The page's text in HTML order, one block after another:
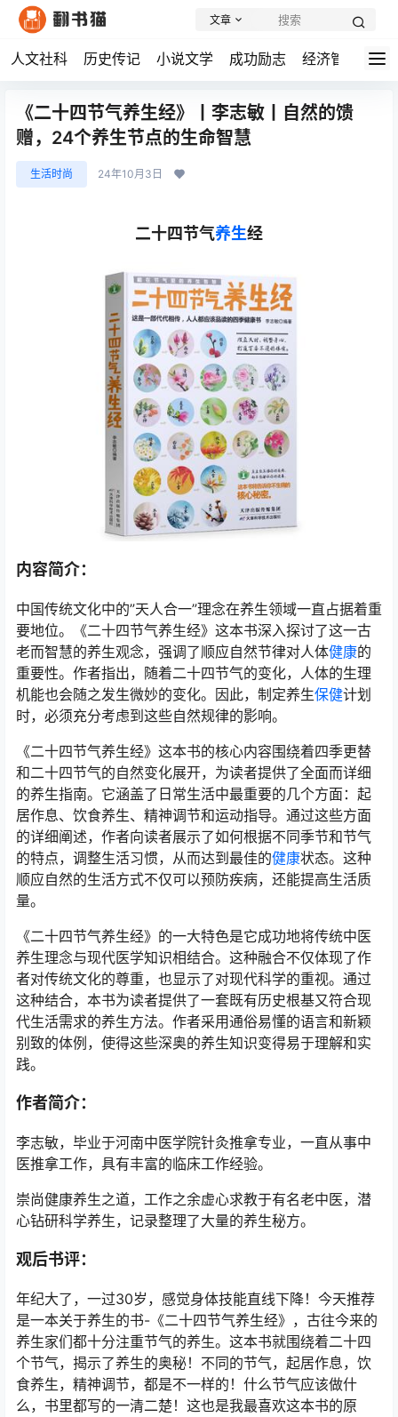
人文社科 历史传记 小说文学 成功励志 经济管理 学
文章
《二十四节气养生经》丨李志敏丨自然的馈
赠，24个养生节点的生命智慧
生活时尚 24年10月3日
二十四节气养生经
内容简介：
中国传统文化中的”天人合一”理念在养生领域一直占据着重
要地位。《二十四节气养生经》这本书深入探讨了这一古
老而智慧的养生观念，强调了顺应自然节律对人体健康的
重要性。作者指出，随着二十四节气的变化，人体的生理
机能也会随之发生微妙的变化。因此，制定养生保健计划
时，必须充分考虑到这些自然规律的影响。
《二十四节气养生经》这本书的核心内容围绕着四季更替
和二十四节气的自然变化展开，为读者提供了全面而详细
的养生指南。它涵盖了日常生活中最重要的几个方面：起
居作息、饮食养生、精神调节和运动指导。通过这些方面
的详细阐述，作者向读者展示了如何根据不同季节和节气
的特点，调整生活习惯，从而达到最佳的健康状态。这种
顺应自然的生活方式不仅可以预防疾病，还能提高生活质
量。
《二十四节气养生经》的一大特色是它成功地将传统中医
养生理念与现代医学知识相结合。这种融合不仅体现了作
者对传统文化的尊重，也显示了对现代科学的重视。通过
这种结合，本书为读者提供了一套既有历史根基又符合现
代生活需求的养生方法。作者采用通俗易懂的语言和新颖
别致的体例，使得这些深奥的养生知识变得易于理解和实
践。
作者简介：
李志敏，毕业于河南中医学院针灸推拿专业，一直从事中
医推拿工作，具有丰富的临床工作经验。
崇尚健康养生之道，工作之余虚心求教于有名老中医，潜
心钻研科学养生，记录整理了大量的养生秘方。
观后书评：
年纪大了，一过30岁，感觉身体技能直线下降！今天推荐
是一本关于养生的书-《二十四节气养生经》，古往今来的
养生家们都十分注重节气的养生。这本书就围绕着二十四
个节气，揭示了养生的奥秘！不同的节气，起居作息，饮
食养生，精神调节，都是不一样的！什么节气应该做什
么，书里都写的一清二楚！这也是我最喜欢这本书的原